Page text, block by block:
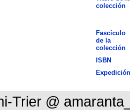
colección
Fascículo
de la
colección
ISBN
Expedición
Trier @